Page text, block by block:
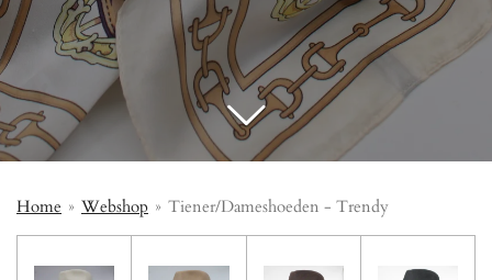
Home » Webshop » Tiener/Dameshoeden - Trendy